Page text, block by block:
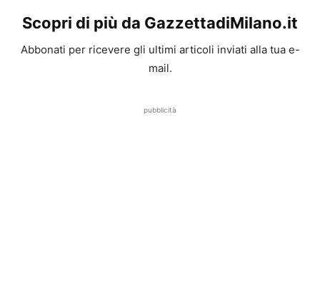
Scopri di più da GazzettadiMilano.it
Abbonati per ricevere gli ultimi articoli inviati alla tua e-
mail.
pubblicità